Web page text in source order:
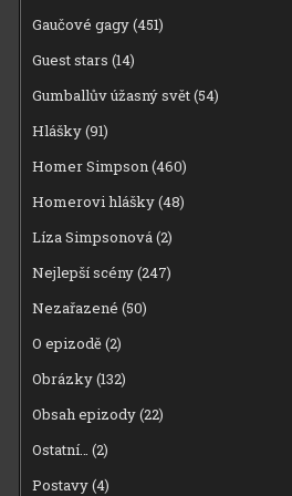
Gaučové gagy(451)
Guest stars (14)
Gumballův úžasný svět(54)
Hlášky(91)
Homer Simpson(460)
Homerovi hlášky(48)
Líza Simpsonová(2)
Nejlepší scény(247)
Nezařazené (50)
O epizodě(2)
Obrázky(132)
Obsah epizody(22)
Ostatní… (2)
Postavy(4)